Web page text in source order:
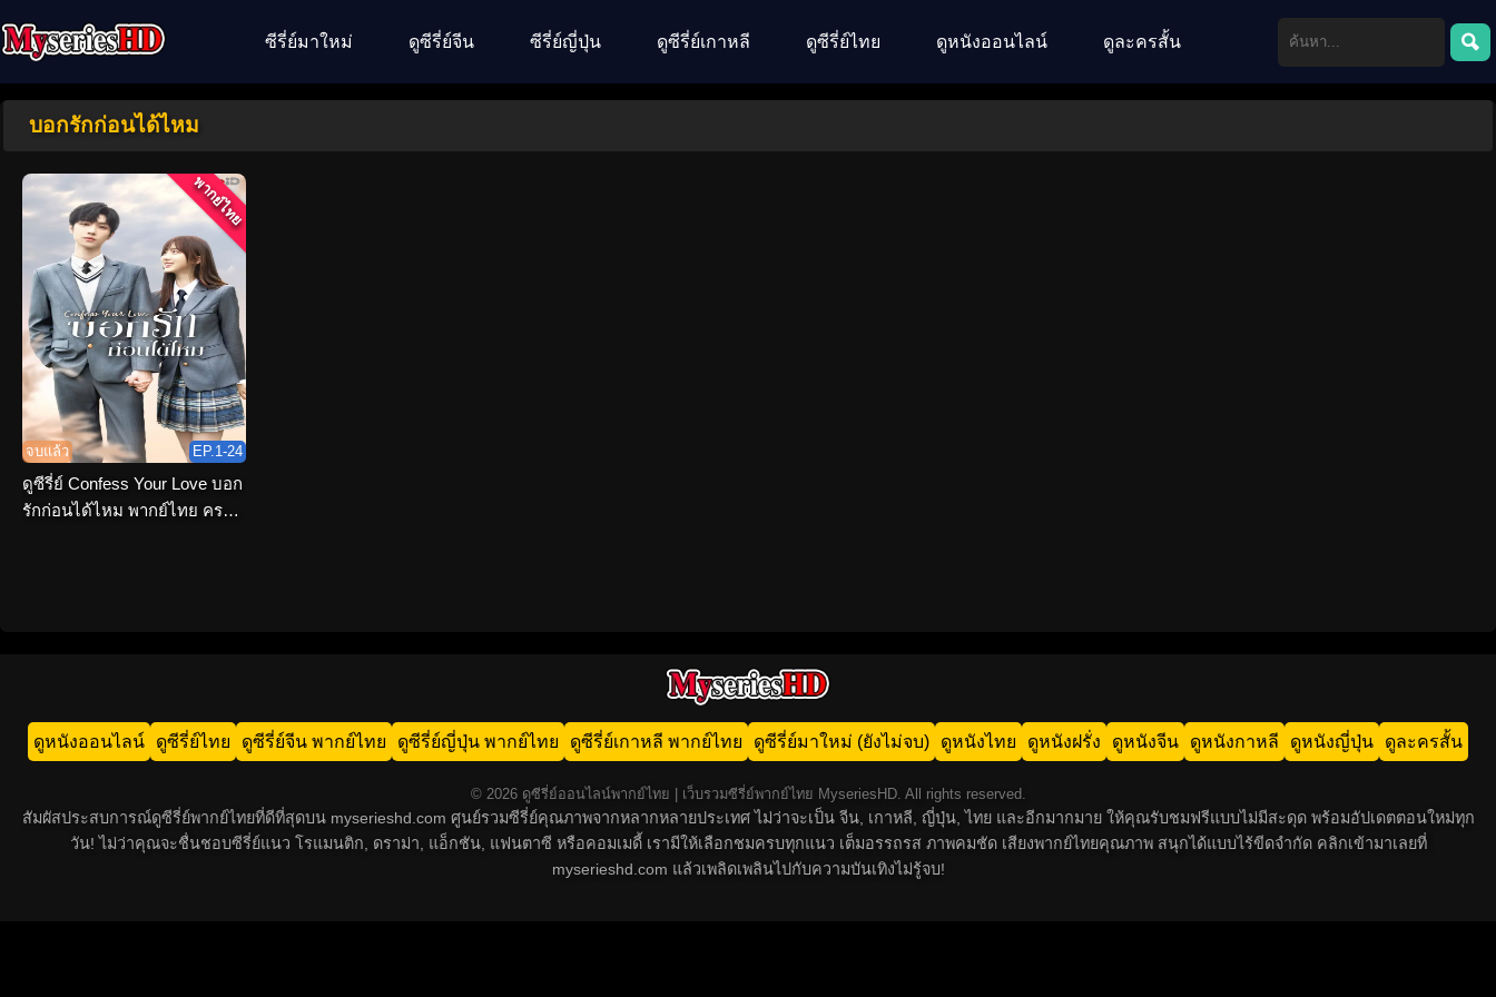
ซีรี่ย์มาใหม่ ดูซีรี่ย์จีน ซีรี่ย์ญี่ปุ่น ดูซีรี่ย์เกาหลี ดูซีรี่ย์ไทย ดูหนังออนไลน์ ดูละครสั้น
บอกรักก่อนได้ไหม
จบแล้ว EP.1-24
พากย์ไทย
ดูซีรี่ย์ Confess Your Love บอก
รักก่อนได้ไหม พากย์ไทย ครบ
ดูหนังออนไลน์ ดูซีรี่ย์ไทย ดูซีรี่ย์จีน พากย์ไทย ดูซีรี่ย์ญี่ปุ่น พากย์ไทย ดูซีรี่ย์เกาหลี พากย์ไทย ดูซีรี่ย์มาใหม่ (ยังไม่จบ) ดูหนังไทย ดูหนังฝรั่ง ดูหนังจีน ดูหนังกาหลี ดูหนังญี่ปุ่น ดูละครสั้น
© 2026 ดูซีรี่ย์ออนไลน์พากย์ไทย | เว็บรวมซีรี่ย์พากย์ไทย MyseriesHD. All rights reserved.
สัมผัสประสบการณ์ดูซีรี่ย์พากย์ไทยที่ดีที่สุดบน myserieshd.com ศูนย์รวมซีรี่ย์คุณภาพจากหลากหลายประเทศ ไม่ว่าจะเป็น จีน, เกาหลี, ญี่ปุ่น, ไทย และอีกมากมาย ให้คุณรับชมฟรีแบบไม่มีสะดุด พร้อมอัปเดตตอนใหม่ทุก
วัน! ไม่ว่าคุณจะชื่นชอบซีรี่ย์แนว โรแมนติก, ดราม่า, แอ็กชัน, แฟนตาซี หรือคอมเมดี้ เรามีให้เลือกชมครบทุกแนว เต็มอรรถรส ภาพคมชัด เสียงพากย์ไทยคุณภาพ สนุกได้แบบไร้ขีดจำกัด คลิกเข้ามาเลยที่
myserieshd.com แล้วเพลิดเพลินไปกับความบันเทิงไม่รู้จบ!